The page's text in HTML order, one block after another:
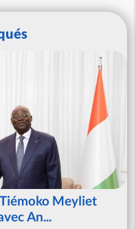
Meyliet
An...